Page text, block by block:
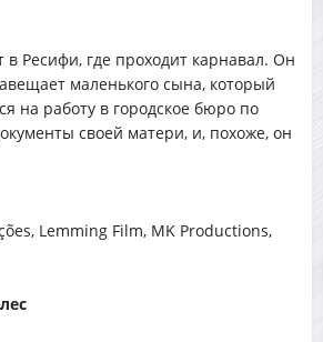
Ресифи, где проходит карнавал. Он
маленького сына, который
на работу в городское бюро по
своей матери, и, похоже, он
Lemming Film, MK Productions,